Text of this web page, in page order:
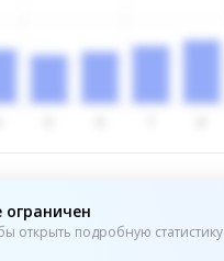
ограничен
открыть подробную статистику